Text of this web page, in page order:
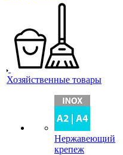
Хозяйственные товары
Нержавеющий
крепеж